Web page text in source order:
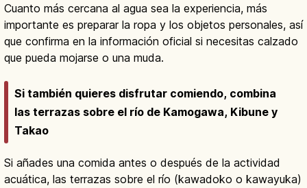
Cuanto más cercana al agua sea la experiencia, más
importante es preparar la ropa y los objetos personales, así
que confirma en la información oficial si necesitas calzado
que pueda mojarse o una muda.
Si también quieres disfrutar comiendo, combina
las terrazas sobre el río de Kamogawa, Kibune y
Takao
Si añades una comida antes o después de la actividad
acuática, las terrazas sobre el río (kawadoko o kawayuka)